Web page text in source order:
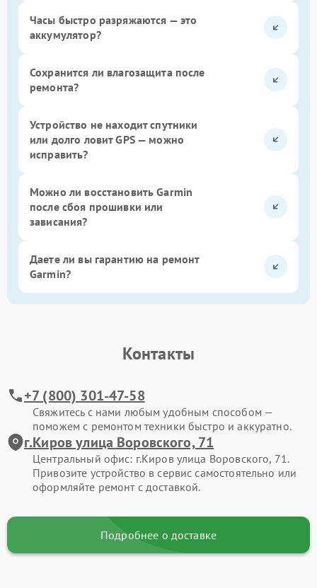
Часы быстро разряжаются — это
аккумулятор?
Сохранится ли влагозащита после
ремонта?
Устройство не находит спутники
или долго ловит GPS — можно
исправить?
Можно ли восстановить Garmin
после сбоя прошивки или
зависания?
Даете ли вы гарантию на ремонт
Garmin?
Контакты
+7 (800) 301-47-58
Свяжитесь с нами любым удобным способом —
поможем с ремонтом техники быстро и аккуратно.
г.Киров улица Воровского, 71
Центральный офис: г.Киров улица Воровского, 71.
Привозите устройство в сервис самостоятельно или
оформляйте ремонт с доставкой.
Подробнее о доставке